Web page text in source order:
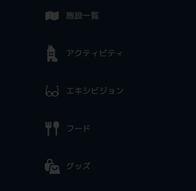
施設一覧
アクティビティ
エキシビジョン
フード
グッズ